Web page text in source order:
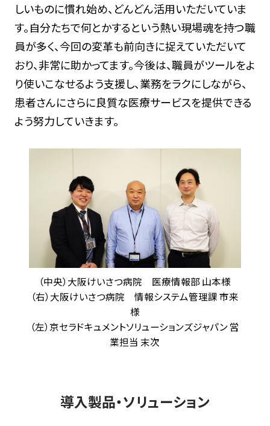
しいものに慣れ始め、どんどん活用いただいていま
す。自分たちで何とかするという熱い現場魂を持つ職
員が多く、今回の変革も前向きに捉えていただいて
おり、非常に助かってます。今後は、職員がツールをよ
り使いこなせるよう支援し、業務をラクにしながら、
患者さんにさらに良質な医療サービスを提供できる
よう努力していきます。
（中央）大阪けいさつ病院 医療情報部 山本様
（右）大阪けいさつ病院 情報システム管理課 市来
様
（左）京セラドキュメントソリューションズジャパン 営
業担当 末次
導入製品・ソリューション